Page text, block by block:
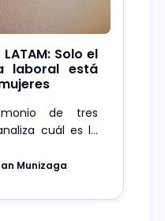
Solo el
laboral está
de tres
cuál es la
laboral en
Munizaga